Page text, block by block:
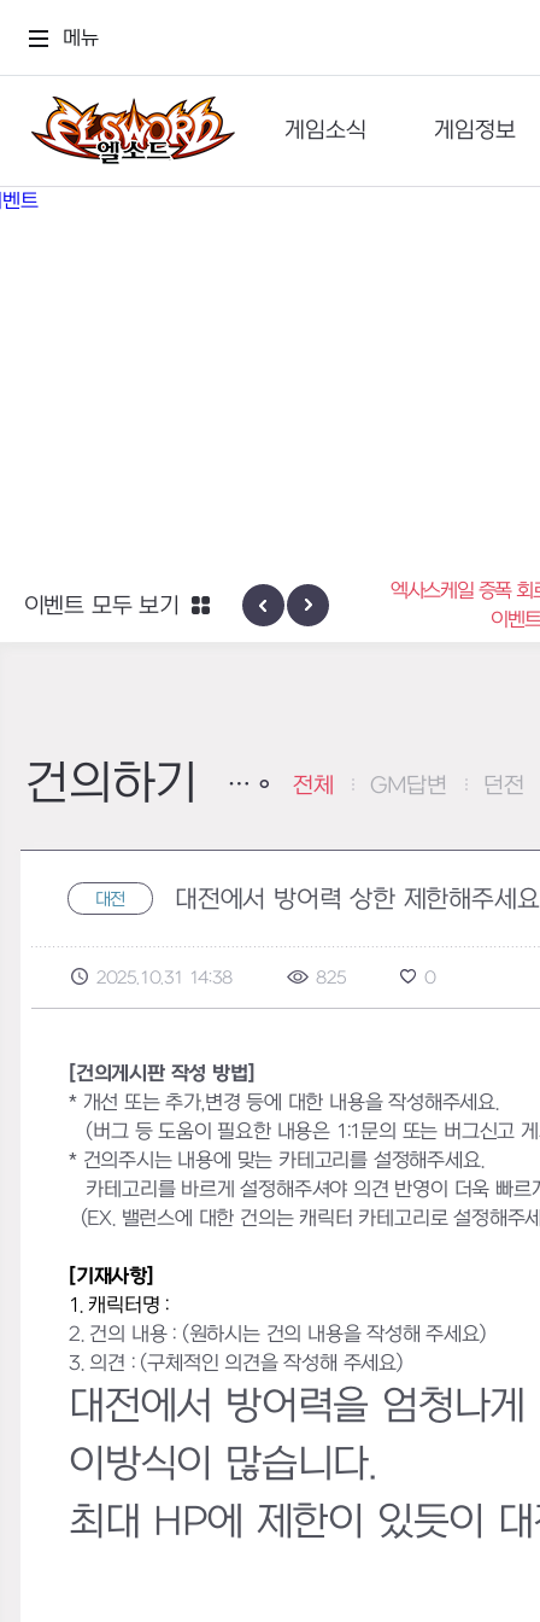
메뉴
게임소식
공지사항
게임정보
세계관
신규 지역 네블론
엑사스케일 증폭 회
이벤트
이벤트 모두 보기
건의하기 전체 GM답변 던전
대전 대전에서 방어력 상한 제한해주세요
2025.10.31 14:38 825 0
[건의게시판 작성 방법]
* 개선 또는 추가,변경 등에 대한 내용을 작성해주세요.
(버그 등 도움이 필요한 내용은 1:1문의 또는 버그신고
* 건의주시는 내용에 맞는 카테고리를 설정해주세요.
카테고리를 바르게 설정해주셔야 의견 반영이 더욱 빠르
(EX. 밸런스에 대한 건의는 캐릭터 카테고리로 설정해주
[기재사항]
1. 캐릭터명 :
2. 건의 내용 : (원하시는 건의 내용을 작성해 주세요)
3. 의견 : (구체적인 의견을 작성해 주세요)
대전에서 방어력을 엄청나
이방식이 많습니다.
최대 HP에 제한이 있듯이